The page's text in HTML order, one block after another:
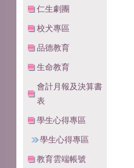
仁生劇團
校犬專區
品德教育
生命教育
會計月報及決算書
表
學生心得專區
學生心得專區
教育雲端帳號